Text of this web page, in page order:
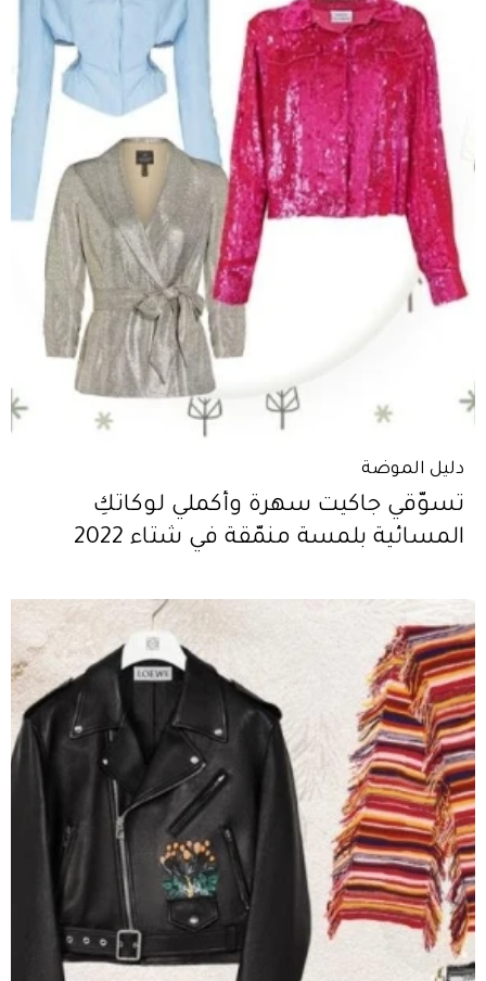
دليل الموضة
تسوّقي جاكيت سهرة وأكملي لوكاتكِ
المسائية بلمسة منمّقة في شتاء 2022